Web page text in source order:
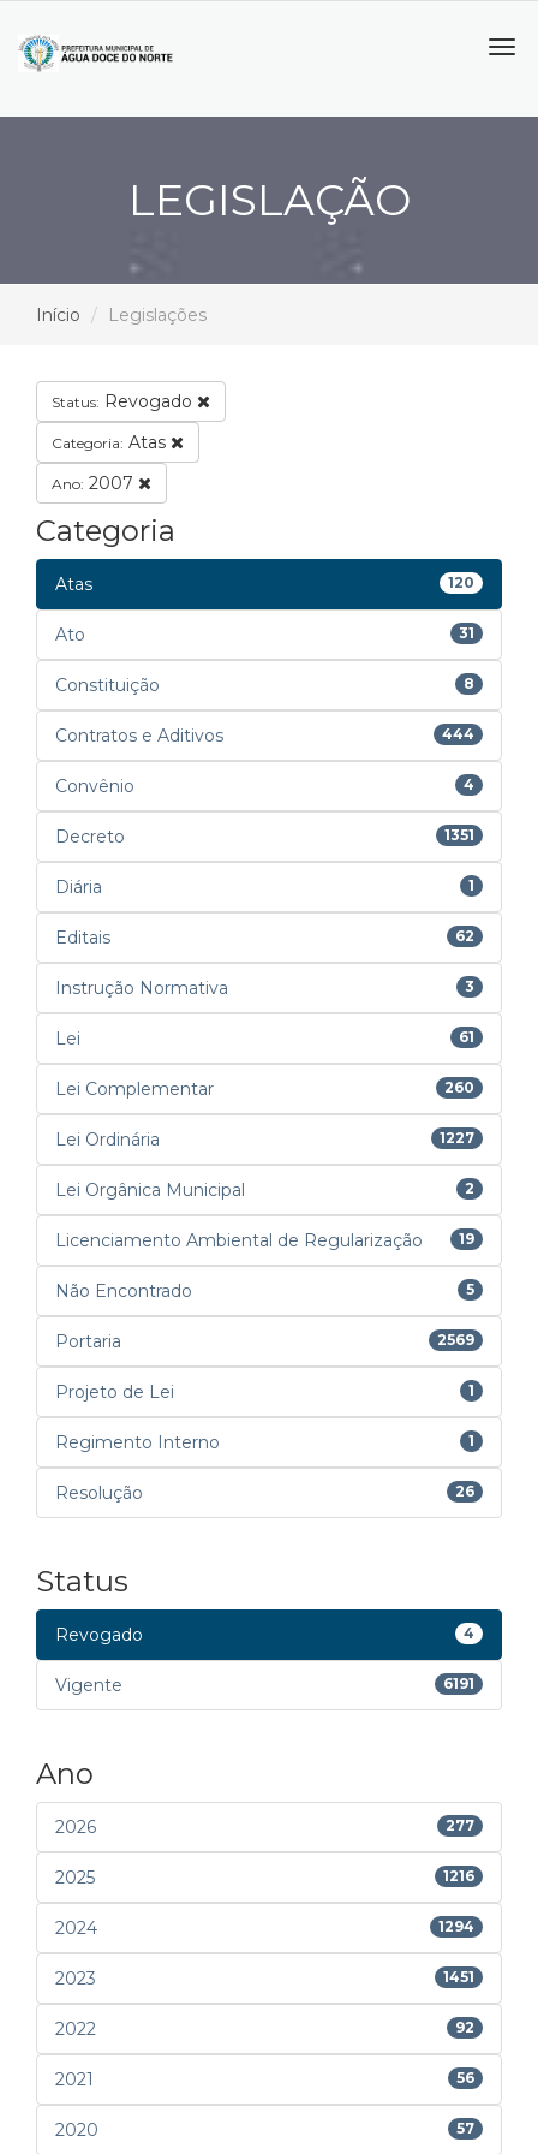
LEGISLAÇÃO
Início Legislações
Status: Revogado
Categoria: Atas
Ano: 2007
Categoria
Atas 120
Ato 31
Constituição 8
Contratos e Aditivos 444
Convênio 4
Decreto 1351
Diária 1
Editais 62
Instrução Normativa 3
Lei 61
Lei Complementar 260
Lei Ordinária 1227
Lei Orgânica Municipal 2
Licenciamento Ambiental de Regularização 19
Não Encontrado 5
Portaria 2569
Projeto de Lei 1
Regimento Interno 1
Resolução 26
Status
Revogado 4
Vigente 6191
Ano
2026 277
2025 1216
2024 1294
2023 1451
2022 92
2021 56
2020 57